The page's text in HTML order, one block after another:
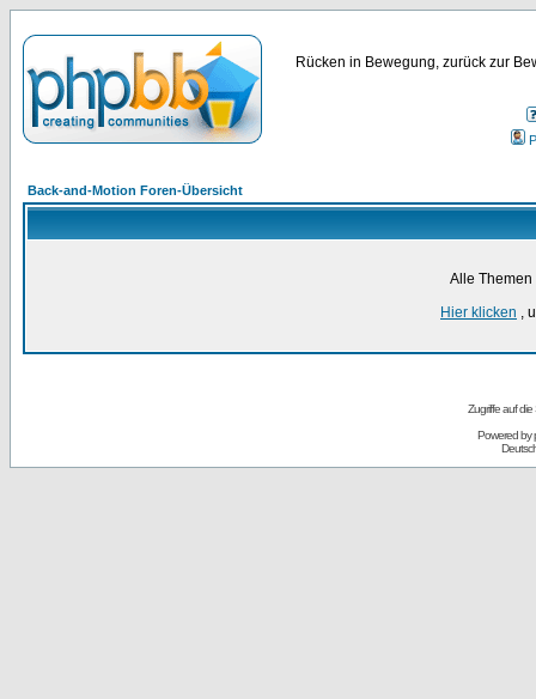
Rücken in Bewegung, zurück zur
Back-and-Motion Foren-Übersicht
Alle
Hier klicken ,
Zugriffe auf
Powered by